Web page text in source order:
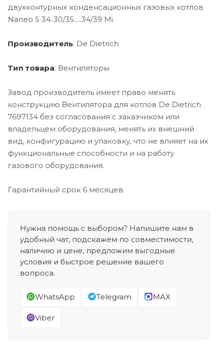
двухконтурных конденсационных газовых котлов
Naneo S 34..30/35.....34/39 Mi.
Производитель: De Dietrich
Тип товара: Вентиляторы
Завод производитель имеет право менять
конструкцию Вентилятора для котлов De Dietrich
7697134 без согласования с заказчиком или
владельцем оборудования, менять их внешний
вид, конфигурацию и упаковку, что не влияет на их
функциональные способности и на работу
газового оборудования.
Гарантийный срок 6 месяцев.
Нужна помощь с выбором? Напишите нам в
удобный чат, подскажем по совместимости,
наличию и цене, предложим выгодные
условия и быстрое решение вашего
вопроса.
WhatsApp Telegram MAX
Viber